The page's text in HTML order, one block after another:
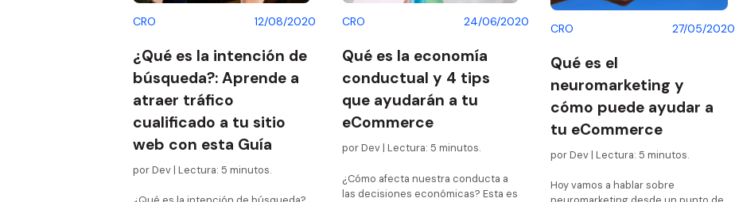
CRO 12/08/2020
¿Qué es la intención de
búsqueda?: Aprende a
atraer tráfico
cualificado a tu sitio
web con esta Guía
por Dev | Lectura: 5 minutos.
CRO 24/06/2020
Qué es la economía
conductual y 4 tips
que ayudarán a tu
eCommerce
por Dev | Lectura: 5 minutos.
¿Cómo afecta nuestra conducta a
las decisiones económicas? Esta es
CRO 27/05/2020
Qué es el
neuromarketing y
cómo puede ayudar a
tu eCommerce
por Dev | Lectura: 5 minutos.
Hoy vamos a hablar sobre